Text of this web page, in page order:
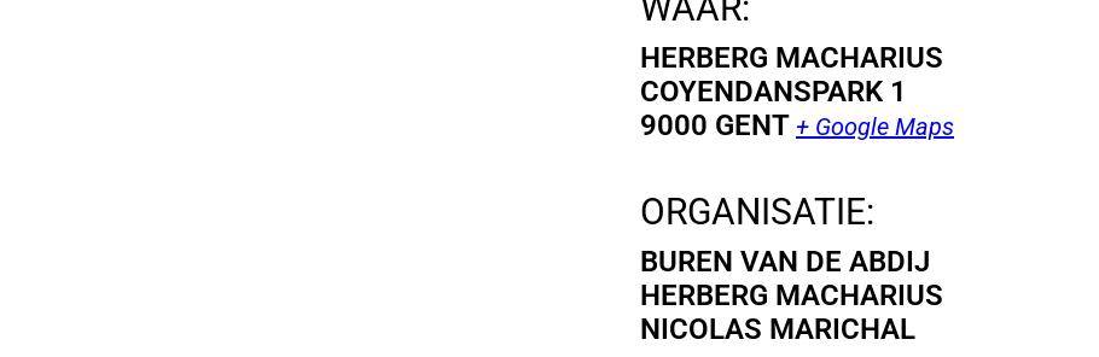
HERBERG MACHARIUS
COYENDANSPARK 1
9000 GENT + Google Maps
ORGANISATIE:
BUREN VAN DE ABDIJ
HERBERG MACHARIUS
NICOLAS MARICHAL